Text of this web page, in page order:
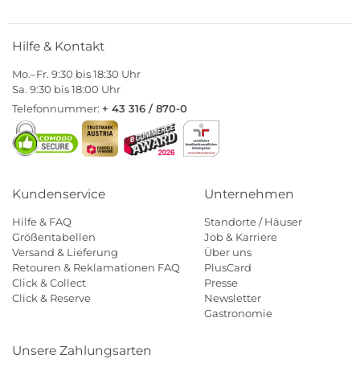
Hilfe & Kontakt
Mo.–Fr. 9:30 bis 18:30 Uhr
Sa. 9:30 bis 18:00 Uhr
Telefonnummer: + 43 316 / 870-0
Kundenservice
Hilfe & FAQ
Größentabellen
Versand & Lieferung
Retouren & Reklamationen FAQ
Click & Collect
Click & Reserve
Unternehmen
Standorte / Häuser
Job & Karriere
Über uns
PlusCard
Presse
Newsletter
Gastronomie
Unsere Zahlungsarten